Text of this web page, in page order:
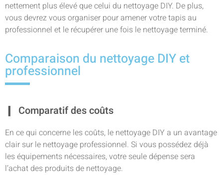
nettement plus élevé que celui du nettoyage DIY. De plus,
vous devrez vous organiser pour amener votre tapis au
professionnel et le récupérer une fois le nettoyage terminé.
Comparaison du nettoyage DIY et
professionnel
Comparatif des coûts
En ce qui concerne les coûts, le nettoyage DIY a un avantage
clair sur le nettoyage professionnel. Si vous possédez déjà
les équipements nécessaires, votre seule dépense sera
l’achat des produits de nettoyage.